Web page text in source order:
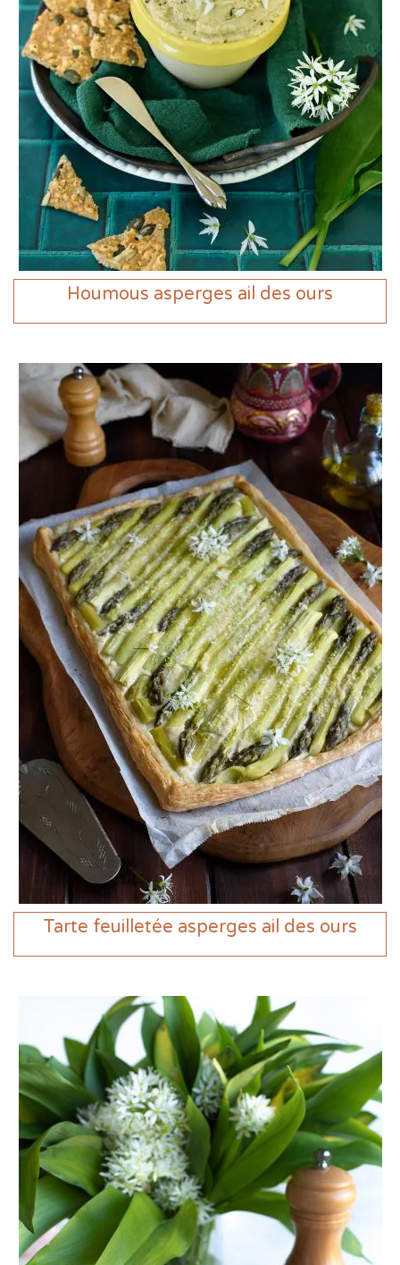
Houmous asperges ail des ours
Tarte feuilletée asperges ail des ours